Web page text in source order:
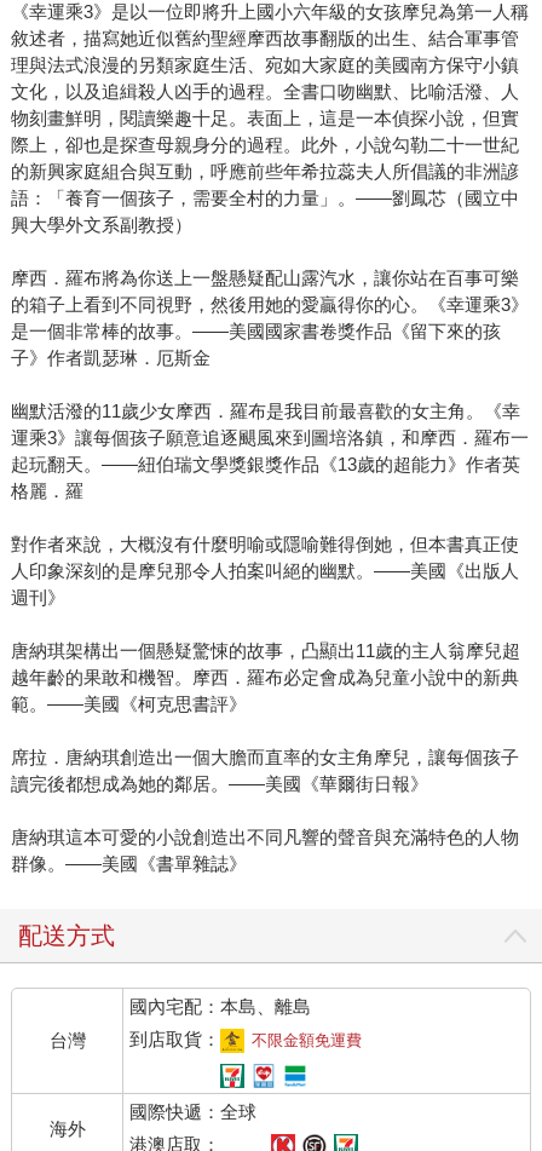
《幸運乘3》是以一位即將升上國小六年級的女孩摩兒為第一人稱
敘述者，描寫她近似舊約聖經摩西故事翻版的出生、結合軍事管
理與法式浪漫的另類家庭生活、宛如大家庭的美國南方保守小鎮
文化，以及追緝殺人凶手的過程。全書口吻幽默、比喻活潑、人
物刻畫鮮明，閱讀樂趣十足。表面上，這是一本偵探小說，但實
際上，卻也是探查母親身分的過程。此外，小說勾勒二十一世紀
的新興家庭組合與互動，呼應前些年希拉蕊夫人所倡議的非洲諺
語：「養育一個孩子，需要全村的力量」。——劉鳳芯（國立中
興大學外文系副教授）
摩西．羅布將為你送上一盤懸疑配山露汽水，讓你站在百事可樂
的箱子上看到不同視野，然後用她的愛贏得你的心。《幸運乘3》
是一個非常棒的故事。——美國國家書卷獎作品《留下來的孩
子》作者凱瑟琳．厄斯金
幽默活潑的11歲少女摩西．羅布是我目前最喜歡的女主角。《幸
運乘3》讓每個孩子願意追逐颶風來到圖培洛鎮，和摩西．羅布一
起玩翻天。——紐伯瑞文學獎銀獎作品《13歲的超能力》作者英
格麗．羅
對作者來說，大概沒有什麼明喻或隱喻難得倒她，但本書真正使
人印象深刻的是摩兒那令人拍案叫絕的幽默。——美國《出版人
週刊》
唐納琪架構出一個懸疑驚悚的故事，凸顯出11歲的主人翁摩兒超
越年齡的果敢和機智。摩西．羅布必定會成為兒童小說中的新典
範。——美國《柯克思書評》
席拉．唐納琪創造出一個大膽而直率的女主角摩兒，讓每個孩子
讀完後都想成為她的鄰居。——美國《華爾街日報》
唐納琪這本可愛的小說創造出不同凡響的聲音與充滿特色的人物
群像。——美國《書單雜誌》
配送方式
台灣
國內宅配：本島、離島
到店取貨：
不限金額免運費
海外
國際快遞：全球
港澳店取：